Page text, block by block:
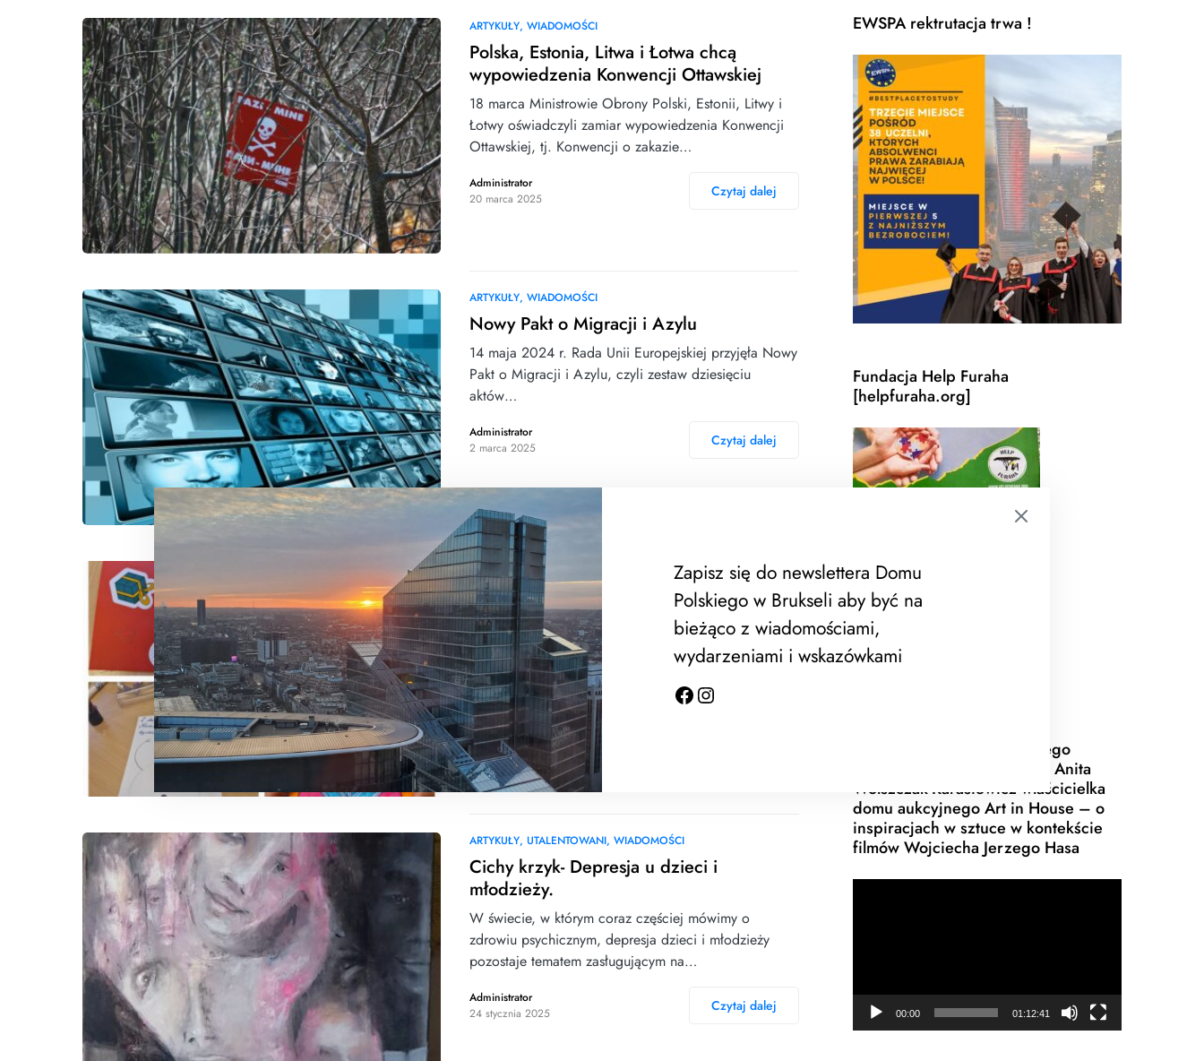
ARTYKUŁY WIADOMOŚCI
Polska, Estonia, Litwa i Łotwa chcą
wypowiedzenia Konwencji Ottawskiej
18 marca Ministrowie Obrony Polski, Estonii, Litwy i
Łotwy oświadczyli zamiar wypowiedzenia Konwencji
Ottawskiej, tj. Konwencji o zakazie…
Administrator
20 marca 2025
Czytaj dalej
ARTYKUŁY WIADOMOŚCI
Nowy Pakt o Migracji i Azylu
14 maja 2024 r. Rada Unii Europejskiej przyjęła Nowy
Pakt o Migracji i Azylu, czyli zestaw dziesięciu
aktów…
Administrator
2 marca 2025
Czytaj dalej
WIADOMOŚCI
„Życzenia za uśmiech- Kartka dla
Seniora”
Podziękowania Lions Club Szczecin Cogito Kochani, z
ogromną radością podsumowujemy naszą akcję
„Życzenia za uśmiech- Kartka dla Seniora”…
Administrator
27 stycznia 2025
ARTYKUŁY UTALENTOWANI WIADOMOŚCI
Cichy krzyk- Depresja u dzieci i
młodzieży.
W świecie, w którym coraz częściej mówimy o
zdrowiu psychicznym, depresja dzieci i młodzieży
pozostaje tematem zasługującym na…
Administrator
24 stycznia 2025
Czytaj dalej
EWSPA rektrutacja trwa !
Fundacja Help Furaha
[helpfuraha.org]
Webinar Konkursowy, którego
gościem jest historyk sztuki Anita
Wolszczak-Karasiewicz właścicielka
domu aukcyjnego Art in House – o
inspiracjach w sztuce w kontekście
filmów Wojciecha Jerzego Hasa
00:00 01:12:41
Zapisz się do newslettera Domu
Polskiego w Brukseli aby być na
bieżąco z wiadomościami,
wydarzeniami i wskazówkami